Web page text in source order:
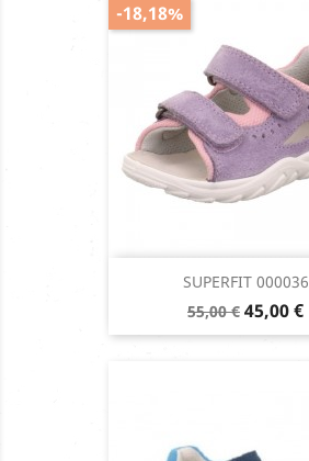
SUPERFIT 000036
Prix
de
55,00 € Prix
45,00 €
-18,18%